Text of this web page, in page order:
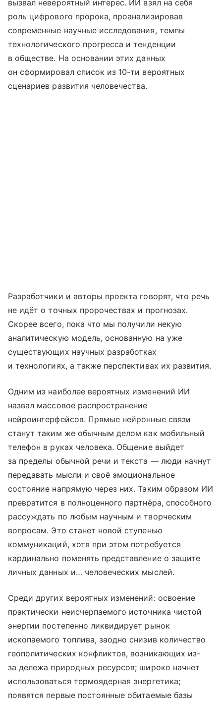
вызвал невероятный интерес. ИИ взял на себя
роль цифрового пророка, проанализировав
современные научные исследования, темпы
технологического прогресса и тенденции
в обществе. На основании этих данных
он сформировал список из 10-ти вероятных
сценариев развития человечества.
Разработчики и авторы проекта говорят, что речь
не идёт о точных пророчествах и прогнозах.
Скорее всего, пока что мы получили некую
аналитическую модель, основанную на уже
существующих научных разработках
и технологиях, а также перспективах их развития.
Одним из наиболее вероятных изменений ИИ
назвал массовое распространение
нейроинтерфейсов. Прямые нейронные связи
станут таким же обычным делом как мобильный
телефон в руках человека. Общение выйдет
за пределы обычной речи и текста — люди начнут
передавать мысли и своё эмоциональное
состояние напрямую через них. Таким образом ИИ
превратится в полноценного партнёра, способного
рассуждать по любым научным и творческим
вопросам. Это станет новой ступенью
коммуникаций, хотя при этом потребуется
кардинально поменять представление о защите
личных данных и… человеческих мыслей.
Среди других вероятных изменений: освоение
практически неисчерпаемого источника чистой
энергии постепенно ликвидирует рынок
ископаемого топлива, заодно снизив количество
геополитических конфликтов, возникающих из-
за дележа природных ресурсов; широко начнет
использоваться термоядерная энергетика;
появятся первые постоянные обитаемые базы